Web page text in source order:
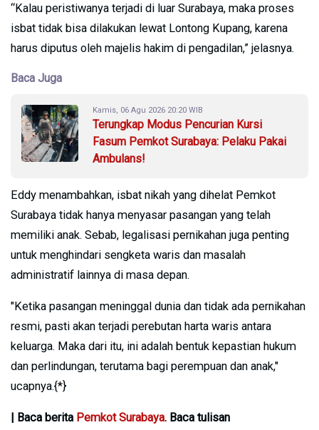
“Kalau peristiwanya terjadi di luar Surabaya, maka proses
isbat tidak bisa dilakukan lewat Lontong Kupang, karena
harus diputus oleh majelis hakim di pengadilan,” jelasnya.
Baca Juga
Kamis, 06 Agu 2026 20:20 WIB
Terungkap Modus Pencurian Kursi
Fasum Pemkot Surabaya: Pelaku Pakai
Ambulans!
Eddy menambahkan, isbat nikah yang dihelat Pemkot
Surabaya tidak hanya menyasar pasangan yang telah
memiliki anak. Sebab, legalisasi pernikahan juga penting
untuk menghindari sengketa waris dan masalah
administratif lainnya di masa depan.
"Ketika pasangan meninggal dunia dan tidak ada pernikahan
resmi, pasti akan terjadi perebutan harta waris antara
keluarga. Maka dari itu, ini adalah bentuk kepastian hukum
dan perlindungan, terutama bagi perempuan dan anak,"
ucapnya.{*}
| Baca berita Pemkot Surabaya. Baca tulisan